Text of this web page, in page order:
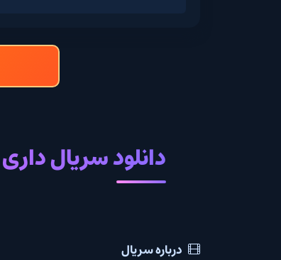
برای
دانلود سریال داری منو میکشی 2026 با
درباره سریال